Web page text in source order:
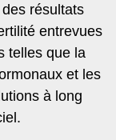
résultats
entrevues
telles que la
et les
à long